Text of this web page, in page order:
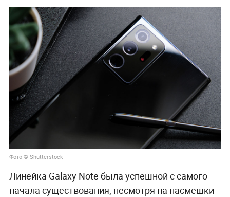
Фото © Shutterstock
Линейка Galaxy Note была успешной с самого
начала существования, несмотря на насмешки